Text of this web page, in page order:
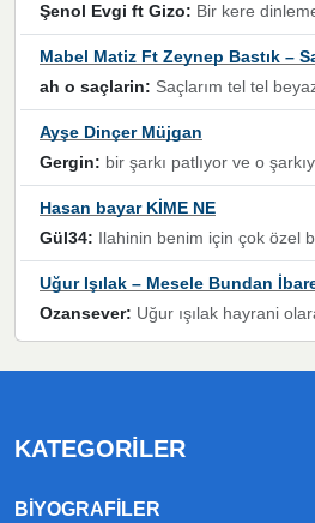
Şenol Evgi ft Gizo: Bir kere dinlememe rağmen kulaklardan gitmiyor sen sen sen sen
Mabel Matiz Ft Zeynep Bastık –
ah o saçlarin: Saçlarım tel tel beyazlıyor beyazlagına degil yanımda sen yoksun ona üzülüyorum günler bir bir geçiyor geçen günlere
Ayşe Dinçer Müjgan
Gergin: bir şarkı patlıyor ve o şarkıyı millet her paylaşımın altına koyuyor ve öyle bir durum hal alıyor ki şarkıyı dinlemeden şarkıdan bikıyorsun Ama bu enteresan bir şekilde dillere dolanıyor
Hasan bayar KİME NE
Gül34: Ilahinin benim için çok özel bir yeri var İlk çıktığında komşum ne kadar yüksek sesle dinliyorsa orada duymuştum ve YouTube'dan aratıp Bu ilahiyi bulmuştum ve sonra müdavimi oldum günlük Ben de 3-5 kere dinleyip
Uğur Işılak – Mesele Bundan
Ozansever: Uğur ışılak hayrani olarak eski yeni tüm eserlerini keyifle huzurla dinleyenlerden birisiyim, emeğine saygı
KATEGORILER
BIYOGRAFILER